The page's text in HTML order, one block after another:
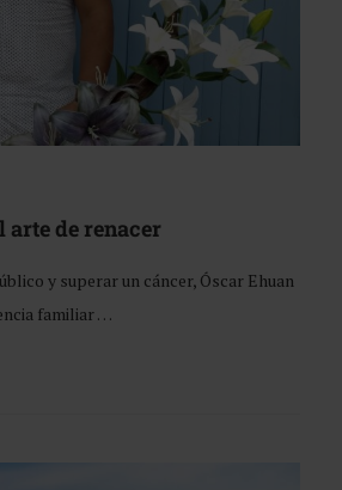
arte de renacer
y superar un cáncer, Óscar Ehuan
familiar …